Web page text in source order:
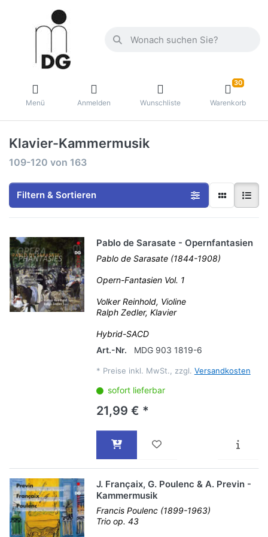
Menü Anmelden Wunschliste
30
Warenkorb
Klavier-Kammermusik
109-120 von 163
Filtern & Sortieren
Pablo de Sarasate - Opernfantasien
Pablo de Sarasate (1844-1908)
Opern-Fantasien Vol. 1
Volker Reinhold, Violine
Ralph Zedler, Klavier
Hybrid-SACD
Art.-Nr.
MDG 903 1819-6
* Preise inkl. MwSt., zzgl. Versandkosten
sofort lieferbar
21,99 € *
J. Françaix, G. Poulenc & A. Previn -
Kammermusik
Francis Poulenc (1899-1963)
Trio op. 43